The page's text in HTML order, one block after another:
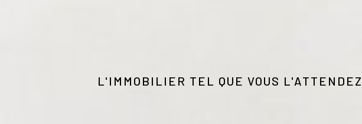
L'IMMOBILIER TEL QUE VOUS L'ATTENDEZ